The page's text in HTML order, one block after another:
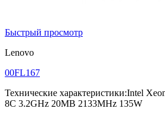
Быстрый просмотр
Lenovo
00FL167
Технические характеристики:Intel
8C 3.2GHz 20MB 2133MHz 135W